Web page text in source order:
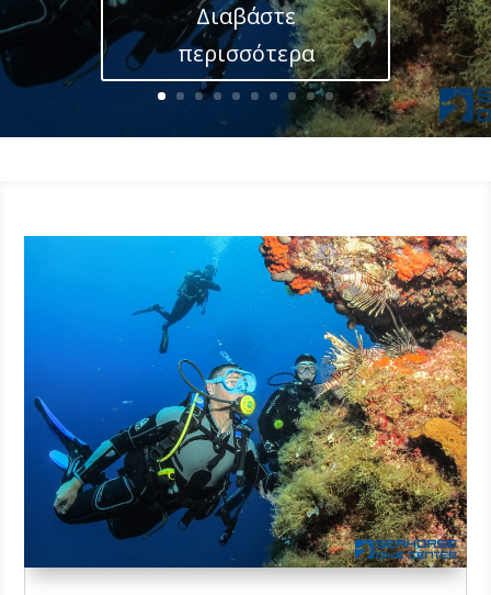
Διαβάστε
περισσότερα